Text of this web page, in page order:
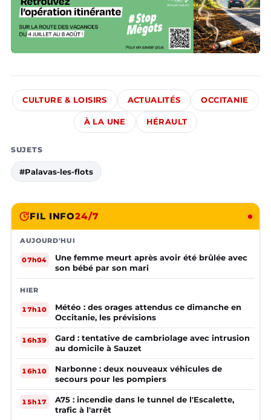
CULTURE & LOISIRS ACTUALITÉS OCCITANIE
À LA UNE HÉRAULT
SUJETS
#Palavas-les-flots
FIL INFO24/7
AUJOURD'HUI
07h04
Une femme meurt après avoir été brûlée avec
son bébé par son mari
HIER
17h10
Météo : des orages attendus ce dimanche en
Occitanie, les prévisions
16h39
Gard : tentative de cambriolage avec intrusion
au domicile à Sauzet
16h10
Narbonne : deux nouveaux véhicules de
secours pour les pompiers
15h17
A75 : incendie dans le tunnel de l'Escalette,
trafic à l'arrêt